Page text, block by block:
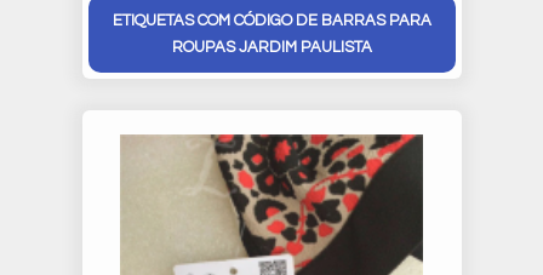
ETIQUETAS COM CÓDIGO DE BARRAS PARA
ROUPAS JARDIM PAULISTA